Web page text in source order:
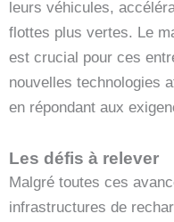
leurs véhicules,
flottes plus vertes. Le
est crucial pour ces
nouvelles technologies
en répondant aux
Les défis à relever
Malgré toutes ces
infrastructures de